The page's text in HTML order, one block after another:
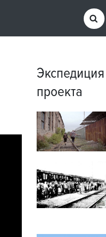
проекта